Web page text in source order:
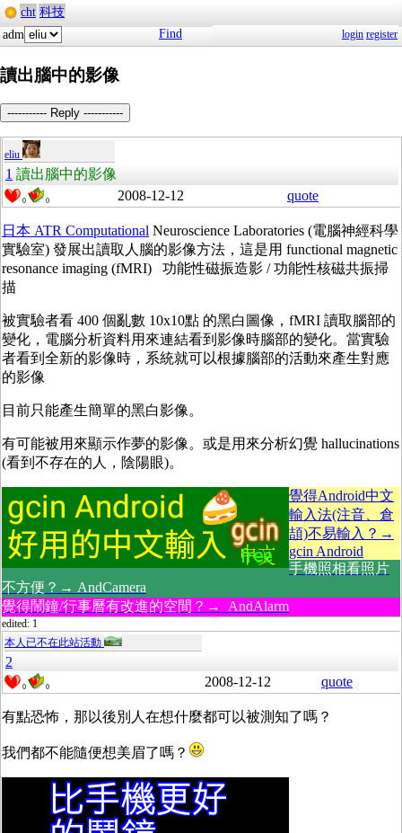
cht 科技
adm
Find login register
讀出腦中的影像
----------- Reply -----------
eliu
1 讀出腦中的影像
0 0 2008-12-12 quote
日本 ATR Computational Neuroscience Laboratories (電腦神經科學
實驗室) 發展出讀取人腦的影像方法，這是用 functional magnetic
resonance imaging (fMRI) 功能性磁振造影 / 功能性核磁共振掃
描
被實驗者看 400 個亂數 10x10點 的黑白圖像，fMRI 讀取腦部的
變化，電腦分析資料用來連結看到影像時腦部的變化。當實驗
者看到全新的影像時，系統就可以根據腦部的活動來產生對應
的影像
目前只能產生簡單的黑白影像。
有可能被用來顯示作夢的影像。或是用來分析幻覺 hallucinations
(看到不存在的人，陰陽眼)。
覺得Android中文
輸入法(注音、倉
頡)不易輸入？→
gcin Android
手機照相看照片
不方便？→ AndCamera
覺得鬧鐘/行事曆有改進的空間？→ AndAlarm
edited: 1
本人已不在此站活動
2
0 0 2008-12-12 quote
有點恐怖，那以後別人在想什麼都可以被測知了嗎？
我們都不能隨便想美眉了嗎？